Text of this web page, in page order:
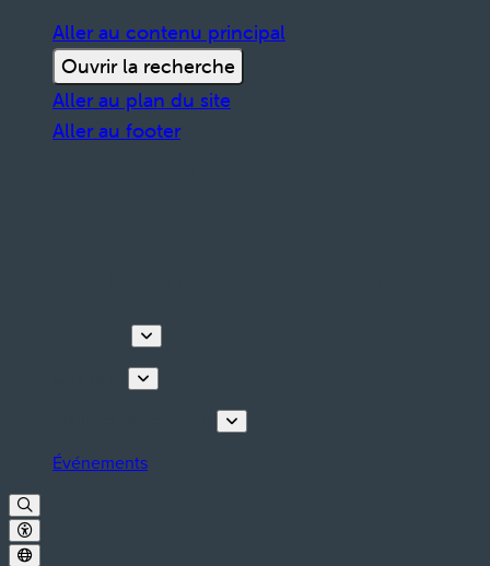
Aller au contenu principal
Ouvrir la recherche
Aller au plan du site
Aller au footer
Événements